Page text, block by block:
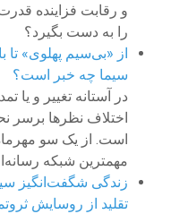
و رقابت فزاینده
را به دست بگیرد؟
سیما چه خبر است؟
در آستانه تغییر و یا
اختلاف نظرها برسر
است. از یک سو
مهمترین شبکه
زندگی شگفت‌انگیز
تقلید از روسایش